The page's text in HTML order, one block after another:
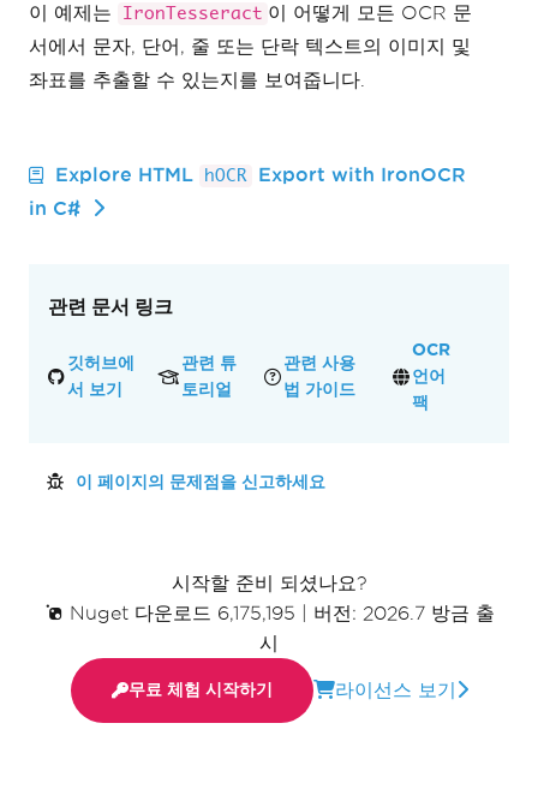
이 예제는 IronTesseract 이 어떻게 모든 OCR 문
서에서 문자, 단어, 줄 또는 단락 텍스트의 이미지 및
좌표를 추출할 수 있는지를 보여줍니다.
Explore HTML hOCR
Export with IronOCR
in C#
관련 문서 링크
깃허브에
서 보기
관련 튜
토리얼
관련 사용
법 가이드
OCR
언어
팩
이 페이지의 문제점을 신고하세요
시작할 준비 되셨나요?
Nuget 다운로드 6,175,195
버전: 2026.7 방금 출
시
무료 체험 시작하기 라이선스 보기